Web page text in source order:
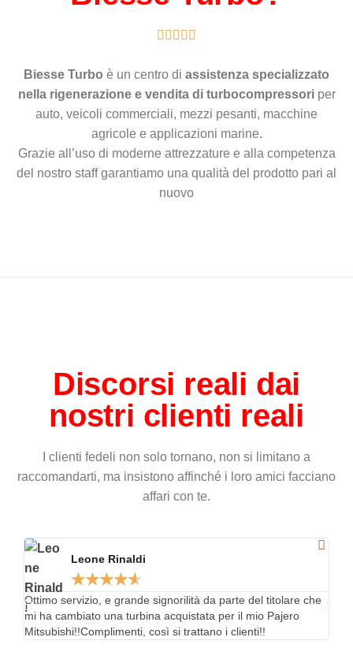
    
Biesse Turbo è un centro di assistenza specializzato
nella rigenerazione e vendita di turbocompressoriper
auto, veicoli commerciali, mezzi pesanti, macchine
agricole e applicazioni marine.
Grazie all’uso di moderne attrezzature e alla competenza
del nostro staff garantiamo una qualità del prodotto pari al
nuovo
Discorsi reali dai
nostri clienti reali
I clienti fedeli non solo tornano, non si limitano a
raccomandarti, ma insistono affinché i loro amici facciano
affari con te.
Leone Rinaldi
★★★★★
Ottimo servizio, e grande signorilità da parte del titolare che
mi ha cambiato una turbina acquistata per il mio Pajero
Mitsubishi!!Complimenti, così si trattano i clienti!!